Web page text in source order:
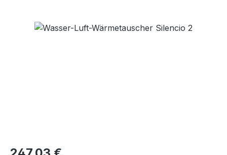
Bildergalerie überspringen
Regulärer Preis: